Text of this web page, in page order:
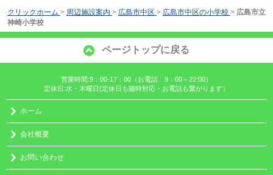
クリックホーム > 周辺施設案内 > 広島市中区 > 広島市中区の小学校 > 広島市立
神崎小学校
ページトップに戻る
営業時間:9：00-17：00（お電話 9：00～22:00）
定休日:水・木曜日(定休日も随時対応・お電話も繋がります）
ホーム
会社概要
お問い合わせ